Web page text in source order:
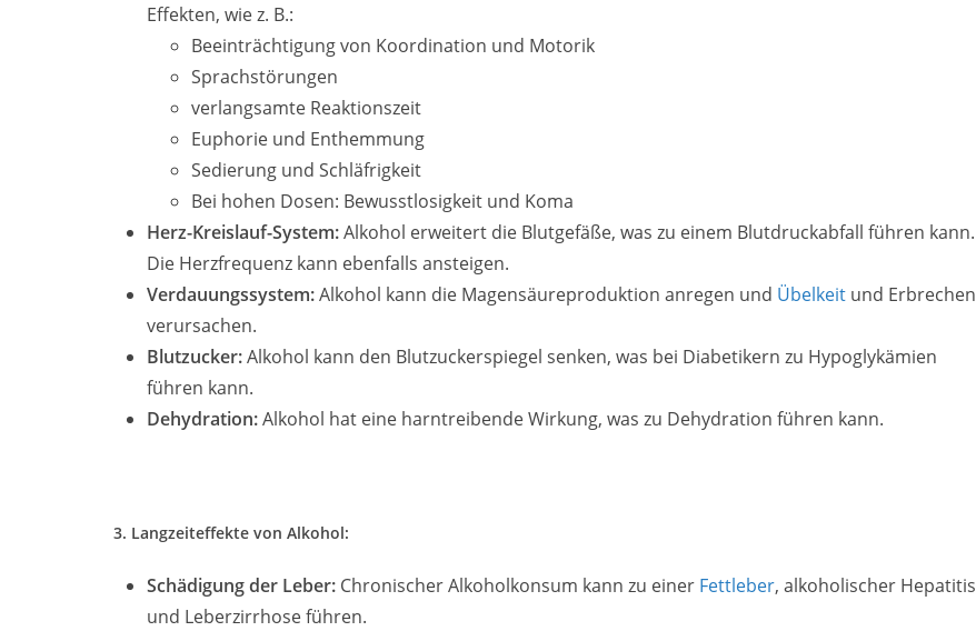
Effekten, wie z. B.:
Beeinträchtigung von Koordination und Motorik
Sprachstörungen
verlangsamte Reaktionszeit
Euphorie und Enthemmung
Sedierung und Schläfrigkeit
Bei hohen Dosen: Bewusstlosigkeit und Koma
Herz-Kreislauf-System:Alkohol erweitert die Blutgefäße, was zu einem Blutdruckabfall führen kann.
Die Herzfrequenz kann ebenfalls ansteigen.
Verdauungssystem:Alkohol kann die Magensäureproduktion anregen und Übelkeit und Erbrechen
verursachen.
Blutzucker:Alkohol kann den Blutzuckerspiegel senken, was bei Diabetikern zu Hypoglykämien
führen kann.
Dehydration:Alkohol hat eine harntreibende Wirkung, was zu Dehydration führen kann.
3. Langzeiteffekte von Alkohol:
Schädigung der Leber: Chronischer Alkoholkonsum kann zu einer Fettleber, alkoholischer Hepatitis
und Leberzirrhose führen.